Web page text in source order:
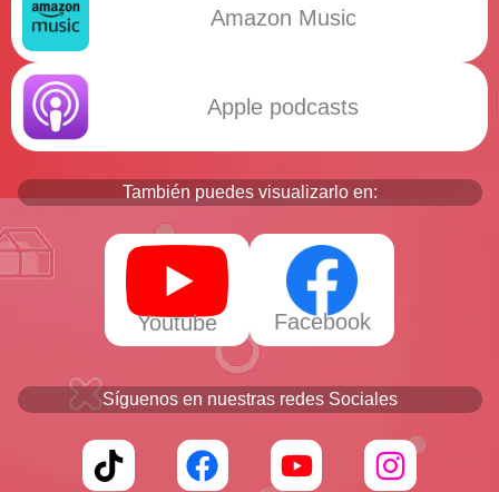
Amazon Music
Apple podcasts
También puedes visualizarlo en:
Youtube Facebook
Síguenos en nuestras redes Sociales
T
F
Y
I